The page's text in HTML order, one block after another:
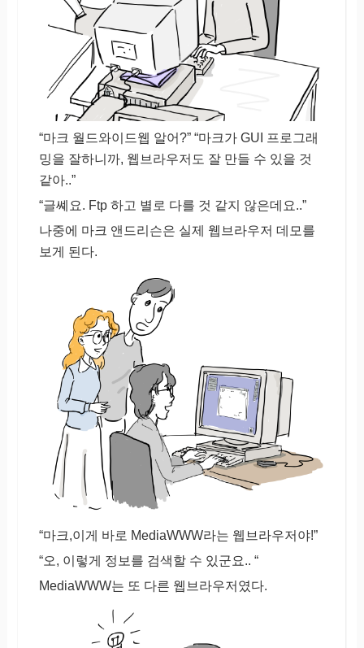
“마크 월드와이드웹 알어?” “마크가 GUI 프로그래
밍을 잘하니까, 웹브라우저도 잘 만들 수 있을 것
같아..”
“글쎼요. Ftp 하고 별로 다를 것 같지 않은데요..”
나중에 마크 앤드리슨은 실제 웹브라우저 데모를
보게 된다.
“마크,이게 바로 MediaWWW라는 웹브라우저야!”
“오, 이렇게 정보를 검색할 수 있군요.. “
MediaWWW는 또 다른 웹브라우저였다.